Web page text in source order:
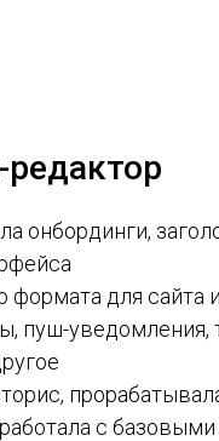
онбординги,
формата для сайта
пуш-уведомления,
с